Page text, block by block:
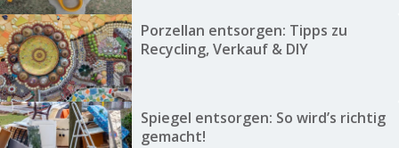
Porzellan entsorgen: Tipps zu
Recycling, Verkauf & DIY
Spiegel entsorgen: So wird’s richtig
gemacht!